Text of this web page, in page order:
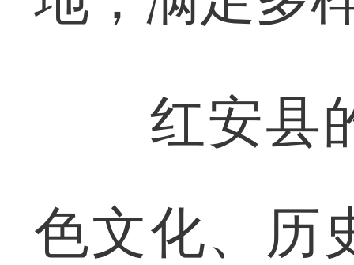
红安县的
色文化、历